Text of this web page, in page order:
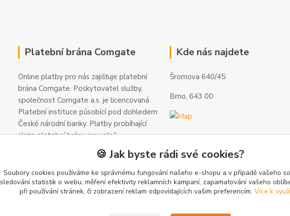
Platební brána Comgate
Online platby pro nás zajišťuje platební
brána Comgate. Poskytovatel služby,
společnost Comgate a.s. je licencovaná
Platební instituce působící pod dohledem
České národní banky. Platby probíhající
skrze platební bránu jsou plně
zabezpečeny a veškeré informace jsou
šifrovány. Další informace a kontakty
nawww.comgate.cz.
Kde nás najdete
Šromova 640/45
Brno, 643 00
🍪 Jak byste rádi své cookies?
Soubory cookies používáme ke správnému fungování našeho e-shopu a v případě vašeho
sledování statistik o webu, měření efektivity reklamních kampaní, zapamatování vašeho
při používání stránek, či zobrazení reklam odpovídajících vašim preferencím. Více k